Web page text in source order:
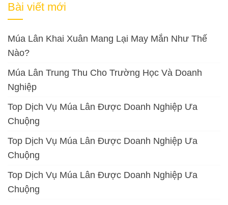
Bài viết mới
Múa Lân Khai Xuân Mang Lại May Mắn Như Thế
Nào?
Múa Lân Trung Thu Cho Trường Học Và Doanh
Nghiệp
Top Dịch Vụ Múa Lân Được Doanh Nghiệp Ưa
Chuộng
Top Dịch Vụ Múa Lân Được Doanh Nghiệp Ưa
Chuộng
Top Dịch Vụ Múa Lân Được Doanh Nghiệp Ưa
Chuộng